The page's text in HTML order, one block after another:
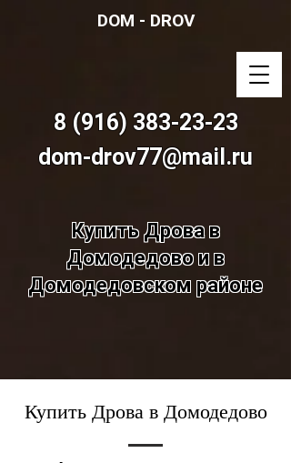
DOM - DROV
8 (916) 383-23-23
dom-drov77@mail.ru
Купить Дрова в
Домодедово и в
Домодедовском районе
Купить Дрова в Домодедово